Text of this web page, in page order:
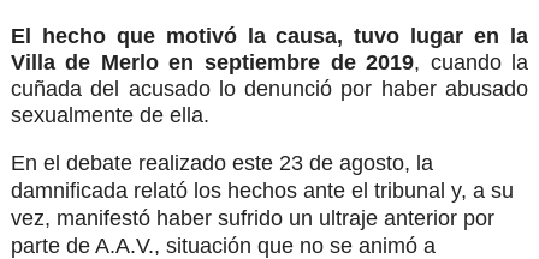
El hecho que motivó la causa, tuvo lugar en la
Villa de Merlo en septiembre de 2019, cuando la
cuñada del acusado lo denunció por haber abusado
sexualmente de ella.
En el debate realizado este 23 de agosto, la
damnificada relató los hechos ante el tribunal y, a su
vez, manifestó haber sufrido un ultraje anterior por
parte de A.A.V., situación que no se animó a